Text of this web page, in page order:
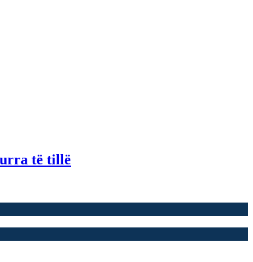
të tillë